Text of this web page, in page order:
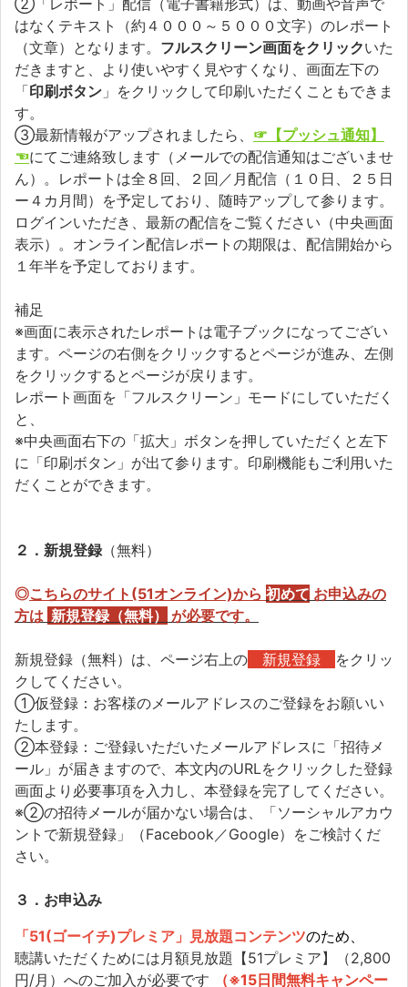
②「レポート」配信（電子書籍形式）は、動画や音声で
はなくテキスト（約４０００～５０００文字）のレポート
（文章）となります。 フルスクリーン画面をクリックいた
だきますと、より使いやすく見やすくなり、画面左下の
「印刷ボタン 」をクリックして印刷いただくこともできま
す。
③最新情報がアップされましたら、 ☞【プッシュ通知】
☜にてご連絡致します（メールでの配信通知はございませ
ん）。レポートは全８回、２回／月配信（１０日、２５日
ー４カ月間）を予定しており、随時アップして参ります。
ログインいただき、最新の配信をご覧ください（中央画面
表示）。オンライン配信レポートの期限は、配信開始から
１年半を予定しております。
補足
※画面に表示されたレポートは電子ブックになってござい
ます。ページの右側をクリックするとページが進み、左側
をクリックするとページが戻ります。
レポート画面を「フルスクリーン」モードにしていただく
と、
※中央画面右下の「拡大」ボタンを押していただくと左下
に「印刷ボタン」が出て参ります。印刷機能もご利用いた
だくことができます。
２．新規登録（無料）
◎こちらのサイト(51オンライン)から 初めて お申込みの
方は 新規登録（無料） が必要です。
新規登録（無料）は、ページ右上の 新規登録 をクリッ
クしてください。
①仮登録：お客様のメールアドレスのご登録をお願いい
たします。
②本登録：ご登録いただいたメールアドレスに「招待メ
ール」が届きますので、本文内のURLをクリックした登録
画面より必要事項を入力し、本登録を完了してください。
※②の招待メールが届かない場合は、「ソーシャルアカウ
ントで新規登録」（Facebook／Google）をご検討くだ
さい。
３．お申込み
「51(ゴーイチ)プレミア」見放題コンテンツのため、
聴講いただくためには月額見放題【51プレミア】（2,800
円/月）へのご加入が必要です
（※15日間無料キャンペー